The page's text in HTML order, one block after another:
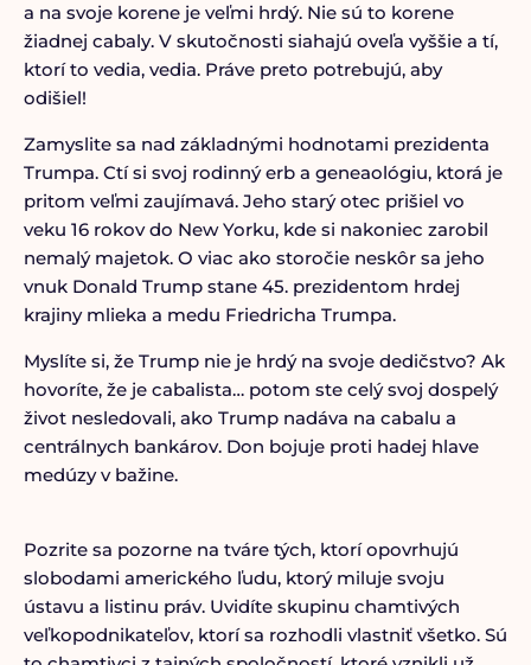
a na svoje korene je veľmi hrdý. Nie sú to korene
žiadnej cabaly. V skutočnosti siahajú oveľa vyššie a tí,
ktorí to vedia, vedia. Práve preto potrebujú, aby
odišiel!
Zamyslite sa nad základnými hodnotami prezidenta
Trumpa. Ctí si svoj rodinný erb a geneaológiu, ktorá je
pritom veľmi zaujímavá. Jeho starý otec prišiel vo
veku 16 rokov do New Yorku, kde si nakoniec zarobil
nemalý majetok. O viac ako storočie neskôr sa jeho
vnuk Donald Trump stane 45. prezidentom hrdej
krajiny mlieka a medu Friedricha Trumpa.
Myslíte si, že Trump nie je hrdý na svoje dedičstvo? Ak
hovoríte, že je cabalista… potom ste celý svoj dospelý
život nesledovali, ako Trump nadáva na cabalu a
centrálnych bankárov. Don bojuje proti hadej hlave
medúzy v bažine.
Pozrite sa pozorne na tváre tých, ktorí opovrhujú
slobodami amerického ľudu, ktorý miluje svoju
ústavu a listinu práv. Uvidíte skupinu chamtivých
veľkopodnikateľov, ktorí sa rozhodli vlastniť všetko. Sú